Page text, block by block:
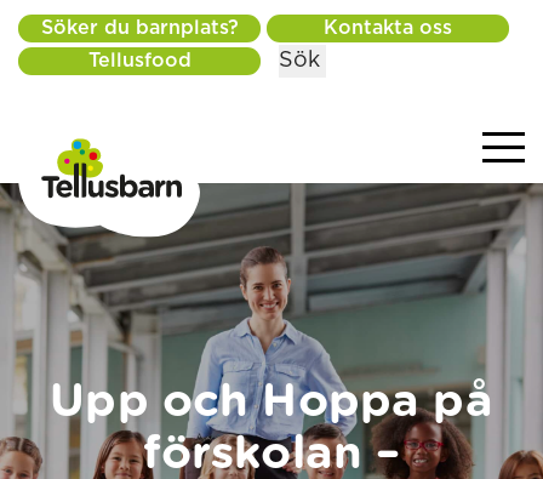
Söker du barnplats?
Kontakta oss
Tellusfood
Sök
Upp och Hoppa på
förskolan –